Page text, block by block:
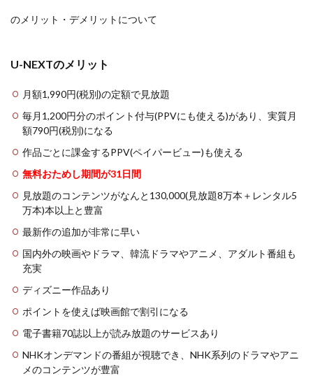
のメリット・デメリットについて
U-NEXTのメリット
月額1,990円(税別)の定額で見放題
毎月1,200円分のポイント付与(PPVにも使える)があり、実質月
額790円(税別)になる
作品ごとに課金するPPV(ペイパービュー)も使える
無料おためし期間が31日間
見放題のコンテンツがなんと130,000(見放題8万本＋レンタル5
万本)本以上と豊富
最新作の追加が非常に早い
国内外の映画やドラマ、韓流ドラマやアニメ、アダルト番組も
充実
ディズニー作品あり
ポイントを使えば映画館で割引になる
電子書籍70誌以上が読み放題のサービスあり
NHKオンデマンドの番組が視聴でき、NHK系列のドラマやアニ
メのコンテンツが豊富